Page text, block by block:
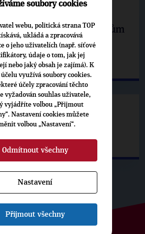
Ondřeje Havla příznivcům
republiky
zprávě o extremismu.
pachuť
soubory cookies
webu, politická strana TOP
ukládá a zpracovává
o jeho uživatelích (např. síťové
údaje o tom, jak jej
nebo jaký obsah je zajímá). K
využívá soubory cookies.
účely zpracování těchto
vyžadován souhlas uživatele,
vyjádříte volbou „Přijmout
Nastavení cookies můžete
volbou „Nastavení“.
Odmítnout všechny
Nastavení
Přijmout všechny